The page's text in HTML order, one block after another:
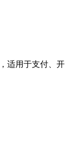
适用于支付、开